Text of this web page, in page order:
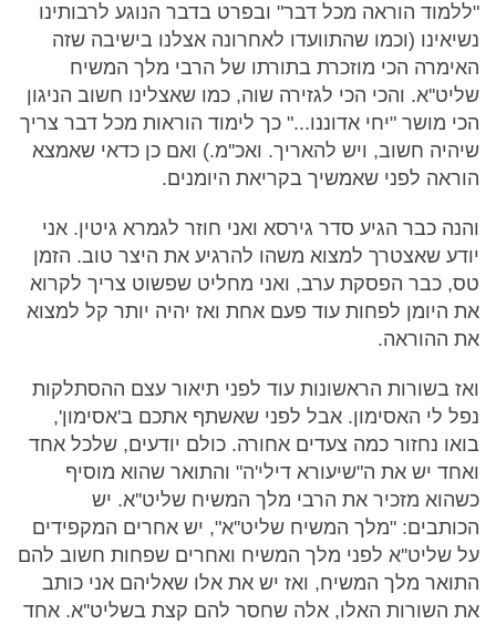
"ללמוד הוראה מכל דבר" ובפרט בדבר הנוגע לרבותינו
נשיאינו (וכמו שהתוועדו לאחרונה אצלנו בישיבה שזה
האימרה הכי מוזכרת בתורתו של הרבי מלך המשיח
שליט''א. והכי הכי לגזירה שוה, כמו שאצלינו חשוב הניגון
הכי מושר "יחי אדוננו..." כך לימוד הוראות מכל דבר צריך
שיהיה חשוב, ויש להאריך. ואכ''מ.) ואם כן כדאי שאמצא
הוראה לפני שאמשיך בקריאת היומנים.
והנה כבר הגיע סדר גירסא ואני חוזר לגמרא גיטין. אני
יודע שאצטרך למצוא משהו להרגיע את היצר טוב. הזמן
טס, כבר הפסקת ערב, ואני מחליט שפשוט צריך לקרוא
את היומן לפחות עוד פעם אחת ואז יהיה יותר קל למצוא
את ההוראה.
ואז בשורות הראשונות עוד לפני תיאור עצם ההסתלקות
נפל לי האסימון. אבל לפני שאשתף אתכם ב'אסימון',
בואו נחזור כמה צעדים אחורה. כולם יודעים, שלכל אחד
ואחד יש את ה"שיעורא דילי'ה" והתואר שהוא מוסיף
כשהוא מזכיר את הרבי מלך המשיח שליט''א. יש
הכותבים: "מלך המשיח שליט''א", יש אחרים המקפידים
על שליט''א לפני מלך המשיח ואחרים שפחות חשוב להם
התואר מלך המשיח, ואז יש את אלו שאליהם אני כותב
את השורות האלו, אלה שחסר להם קצת בשליט''א. אחד